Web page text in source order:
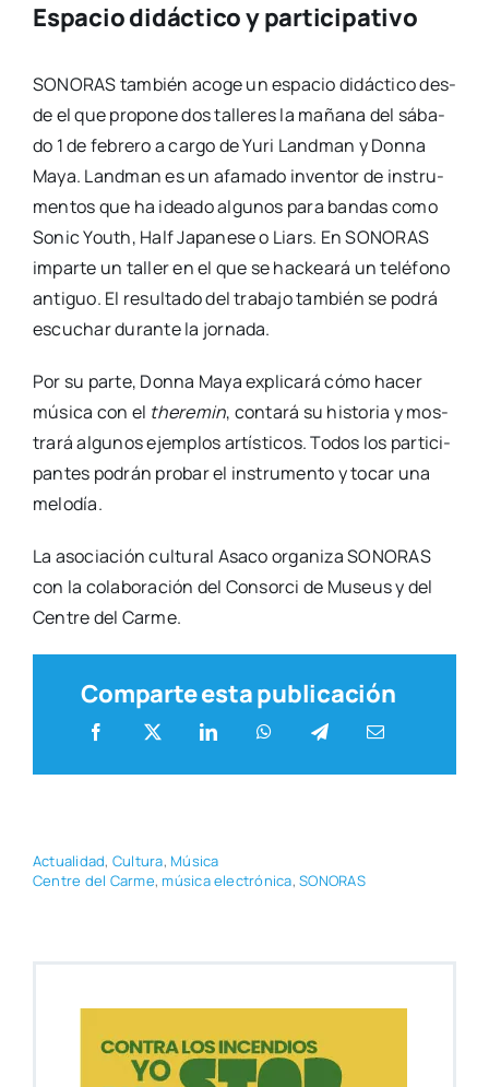
Espacio didáctico y participativo
SONORAS tam­bién aco­ge un espa­cio didác­ti­co des­
de el que pro­po­ne dos talle­res la maña­na del sába­
do 1 de febre­ro a car­go de Yuri Land­man y Don­na
Maya. Land­man es un afa­ma­do inven­tor de ins­tru­
men­tos que ha idea­do algu­nos para ban­das como
Sonic Youth, Half Japa­ne­se o Liars. En SONORAS
impar­te un taller en el que se hac­kea­rá un telé­fono
anti­guo. El resul­ta­do del tra­ba­jo tam­bién se podrá
escu­char duran­te la jor­na­da.
Por su par­te, Don­na Maya expli­ca­rá cómo hacer
músi­ca con el the­re­min, con­ta­rá su his­to­ria y mos­
tra­rá algu­nos ejem­plos artís­ti­cos. Todos los par­ti­ci­
pan­tes podrán pro­bar el ins­tru­men­to y tocar una
melo­día.
La aso­cia­ción cul­tu­ral Asa­co orga­ni­za SONORAS
con la cola­bo­ra­ción del Con­sor­ci de Museus y del
Cen­tre del Car­me.
Comparte esta publicación
Actua­li­dad, Cul­tu­ra, Músi­ca
Cen­tre del Car­me, músi­ca elec­tró­ni­ca,SONORAS